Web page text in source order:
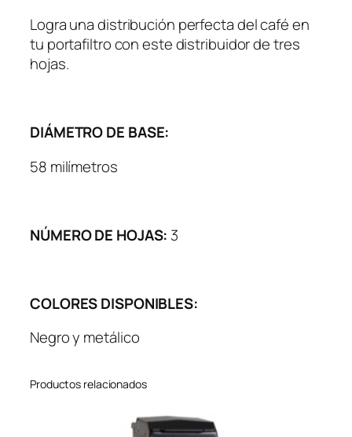
Logra una distribución perfecta del café en
tu portafiltro con este distribuidor de tres
hojas.
DIÁMETRO DE BASE:
58 milímetros
NÚMERO DE HOJAS: 3
COLORES DISPONIBLES:
Negro y metálico
Productos relacionados